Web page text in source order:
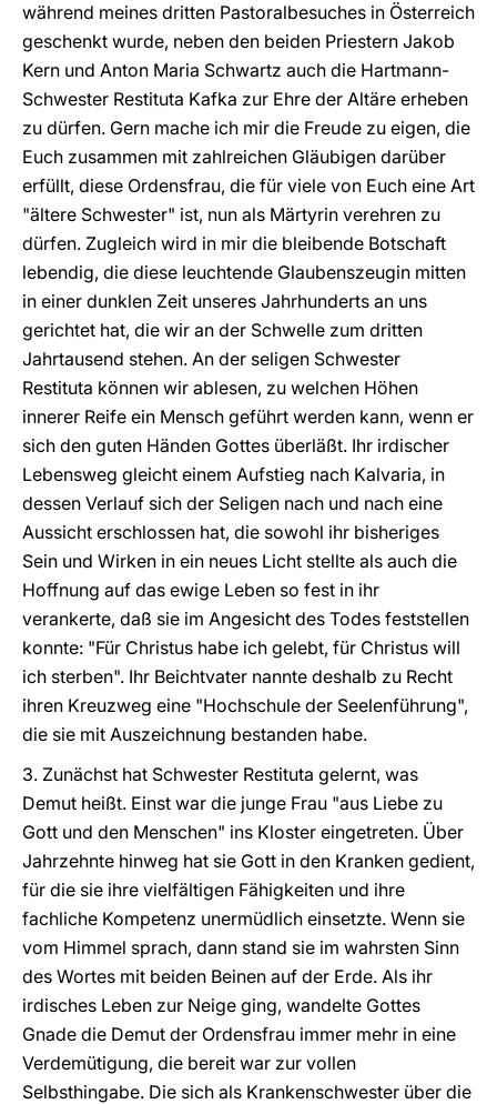
während meines dritten Pastoralbesuches in Österreich
geschenkt wurde, neben den beiden Priestern Jakob
Kern und Anton Maria Schwartz auch die Hartmann-
Schwester Restituta Kafka zur Ehre der Altäre erheben
zu dürfen. Gern mache ich mir die Freude zu eigen, die
Euch zusammen mit zahlreichen Gläubigen darüber
erfüllt, diese Ordensfrau, die für viele von Euch eine Art
"ältere Schwester" ist, nun als Märtyrin verehren zu
dürfen. Zugleich wird in mir die bleibende Botschaft
lebendig, die diese leuchtende Glaubenszeugin mitten
in einer dunklen Zeit unseres Jahrhunderts an uns
gerichtet hat, die wir an der Schwelle zum dritten
Jahrtausend stehen. An der seligen Schwester
Restituta können wir ablesen, zu welchen Höhen
innerer Reife ein Mensch geführt werden kann, wenn er
sich den guten Händen Gottes überläßt. Ihr irdischer
Lebensweg gleicht einem Aufstieg nach Kalvaria, in
dessen Verlauf sich der Seligen nach und nach eine
Aussicht erschlossen hat, die sowohl ihr bisheriges
Sein und Wirken in ein neues Licht stellte als auch die
Hoffnung auf das ewige Leben so fest in ihr
verankerte, daß sie im Angesicht des Todes feststellen
konnte: "Für Christus habe ich gelebt, für Christus will
ich sterben". Ihr Beichtvater nannte deshalb zu Recht
ihren Kreuzweg eine "Hochschule der Seelenführung",
die sie mit Auszeichnung bestanden habe.
3. Zunächst hat Schwester Restituta gelernt, was
Demut heißt. Einst war die junge Frau "aus Liebe zu
Gott und den Menschen" ins Kloster eingetreten. Über
Jahrzehnte hinweg hat sie Gott in den Kranken gedient,
für die sie ihre vielfältigen Fähigkeiten und ihre
fachliche Kompetenz unermüdlich einsetzte. Wenn sie
vom Himmel sprach, dann stand sie im wahrsten Sinn
des Wortes mit beiden Beinen auf der Erde. Als ihr
irdisches Leben zur Neige ging, wandelte Gottes
Gnade die Demut der Ordensfrau immer mehr in eine
Verdemütigung, die bereit war zur vollen
Selbsthingabe. Die sich als Krankenschwester über die